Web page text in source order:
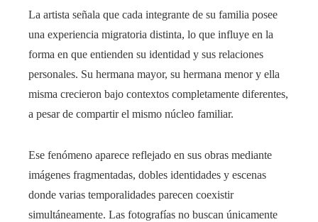
La artista señala que cada integrante de su familia posee
una experiencia migratoria distinta, lo que influye en la
forma en que entienden su identidad y sus relaciones
personales. Su hermana mayor, su hermana menor y ella
misma crecieron bajo contextos completamente diferentes,
a pesar de compartir el mismo núcleo familiar.
Ese fenómeno aparece reflejado en sus obras mediante
imágenes fragmentadas, dobles identidades y escenas
donde varias temporalidades parecen coexistir
simultáneamente. Las fotografías no buscan únicamente